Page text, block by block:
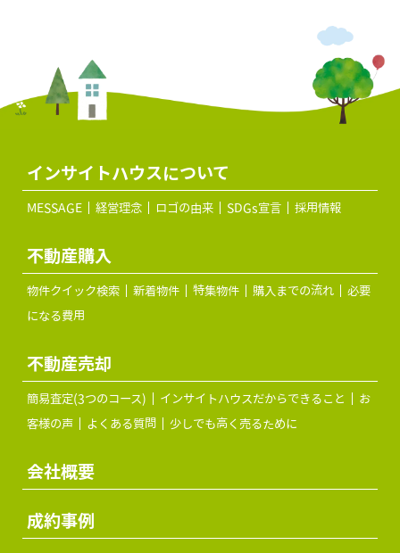
インサイトハウスについて
MESSAGE 経営理念 ロゴの由来 SDGs宣言 採用情報
不動産購入
物件クイック検索 新着物件 特集物件 購入までの流れ
必要
になる費用
不動産売却
簡易査定(3つのコース) インサイトハウスだからできること
お
客様の声
よくある質問 少しでも高く売るために
会社概要
成約事例